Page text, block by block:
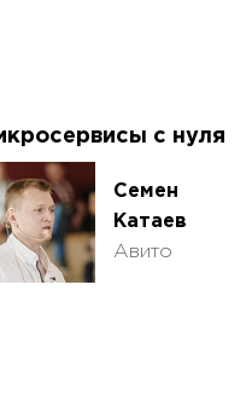
с нуля
Семен
Катаев
Авито